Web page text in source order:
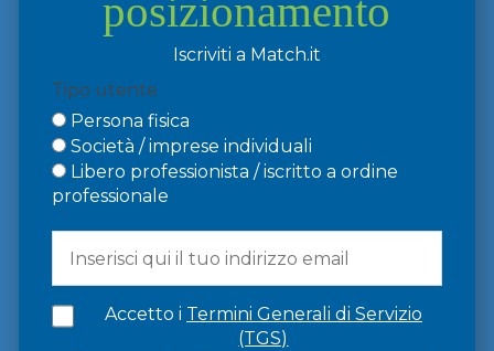
posizionamento
Iscriviti a Match.it
Tipo utente
Persona fisica
Società / imprese individuali
Libero professionista / iscritto a ordine
professionale
Accetto i Termini Generali di Servizio
(TGS)